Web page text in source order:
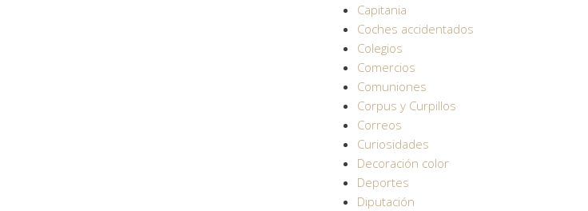
Capitania
Coches accidentados
Colegios
Comercios
Comuniones
Corpus y Curpillos
Correos
Curiosidades
Decoración color
Deportes
Diputación